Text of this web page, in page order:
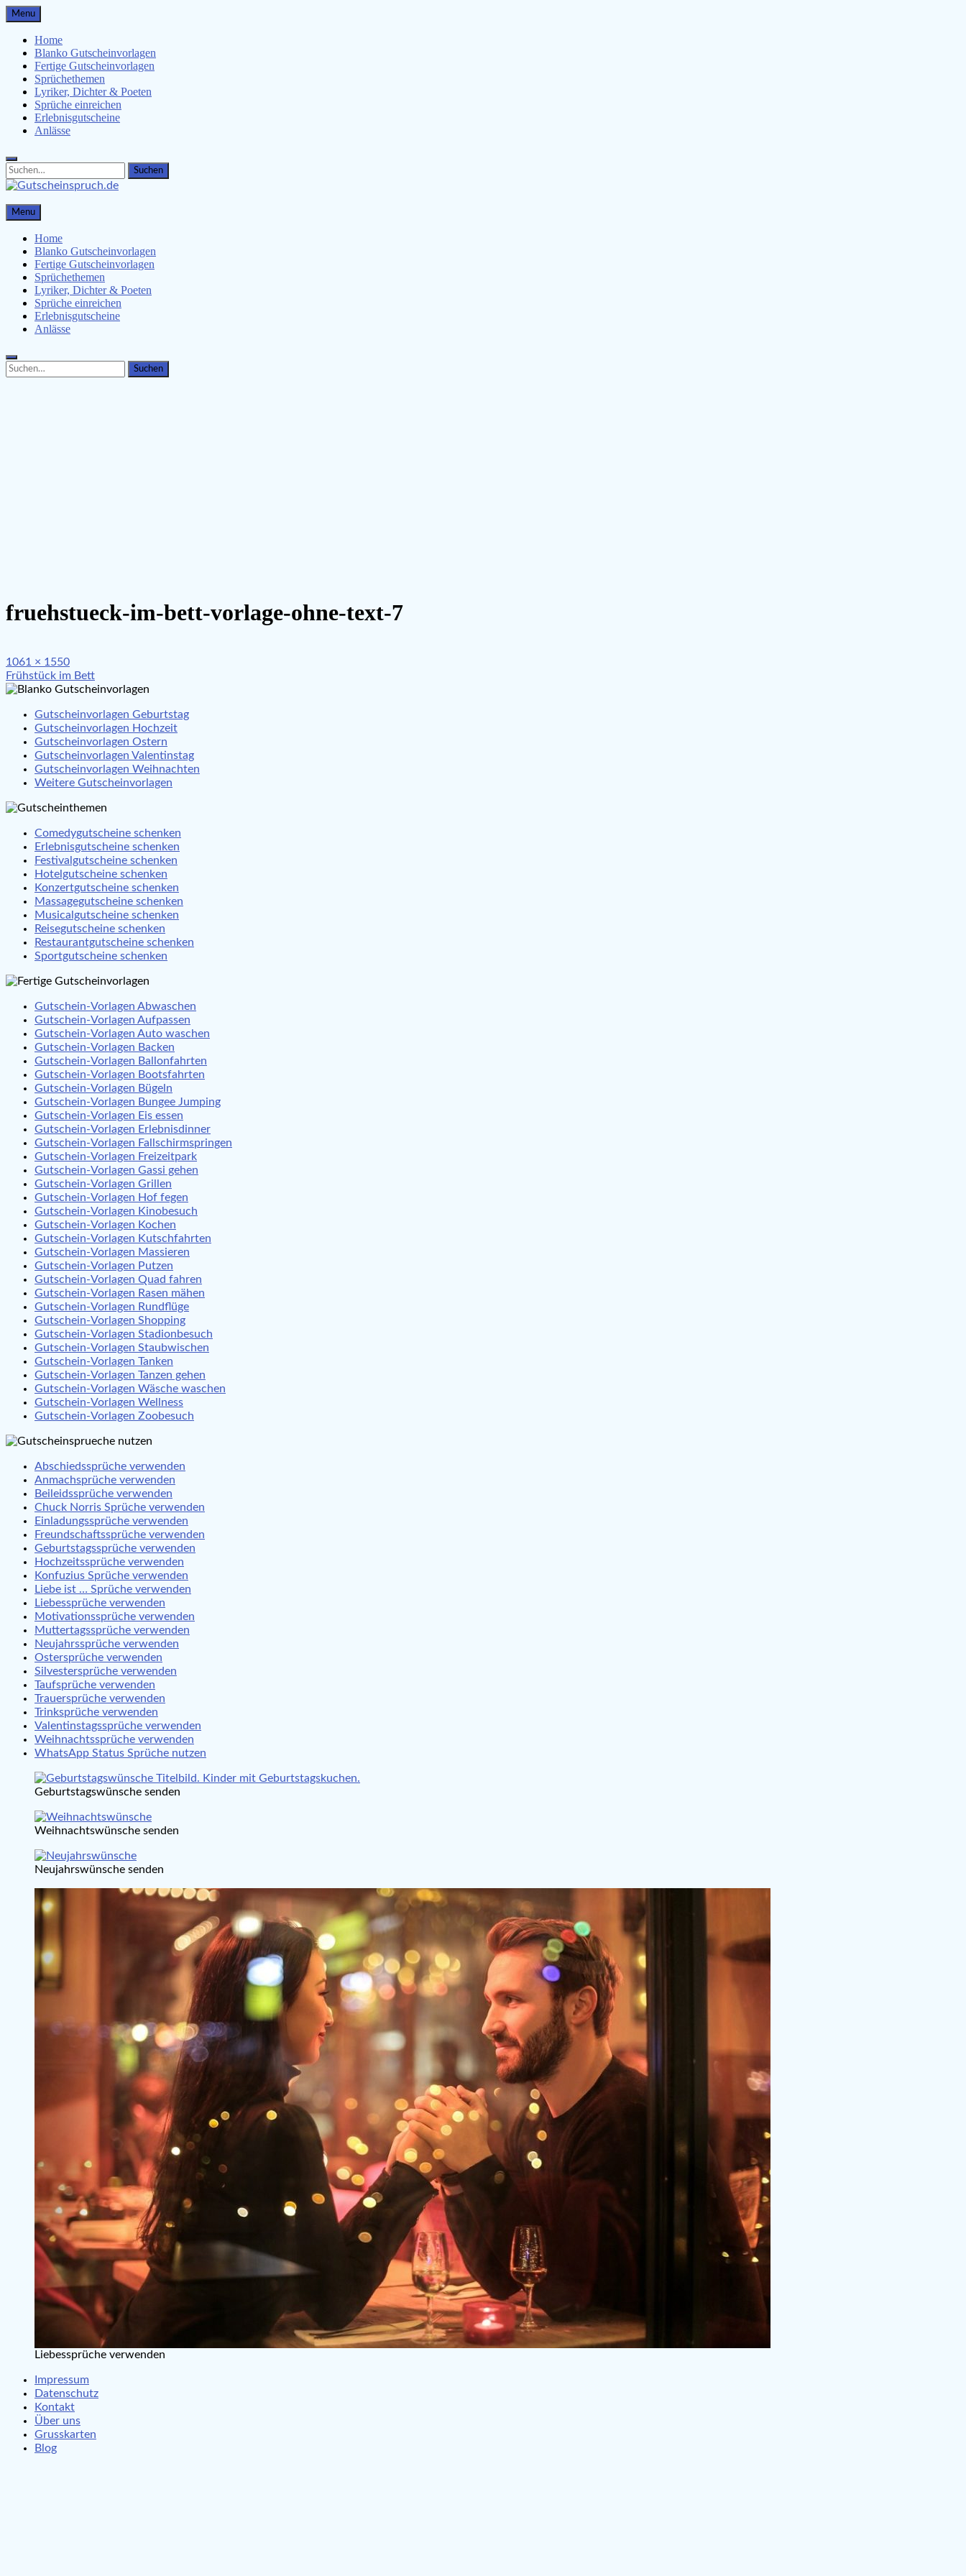
Skip
to
content
Menu
Home
Blanko Gutscheinvorlagen
Fertige Gutscheinvorlagen
Sprüchethemen
Lyriker, Dichter & Poeten
Sprüche einreichen
Erlebnisgutscheine
Anlässe
Search
for:
Search
Gutscheinspruch.de
Gutscheinsprüche & Gutscheinvorlagen finden
Menu
Home
Blanko Gutscheinvorlagen
Fertige Gutscheinvorlagen
Sprüchethemen
Lyriker, Dichter & Poeten
Sprüche einreichen
Erlebnisgutscheine
Anlässe
Search
for:
Search
fruehstueck-im-bett-vorlage-ohne-text-7
Full
size
1061 × 1550
Beitragsnavigation
Frühstück im Bett
Gutscheinvorlagen Geburtstag
Gutscheinvorlagen Hochzeit
Gutscheinvorlagen Ostern
Gutscheinvorlagen Valentinstag
Gutscheinvorlagen Weihnachten
Weitere Gutscheinvorlagen
Comedygutscheine schenken
Erlebnisgutscheine schenken
Festivalgutscheine schenken
Hotelgutscheine schenken
Konzertgutscheine schenken
Massagegutscheine schenken
Musicalgutscheine schenken
Reisegutscheine schenken
Restaurantgutscheine schenken
Sportgutscheine schenken
Gutschein-Vorlagen Abwaschen
Gutschein-Vorlagen Aufpassen
Gutschein-Vorlagen Auto waschen
Gutschein-Vorlagen Backen
Gutschein-Vorlagen Ballonfahrten
Gutschein-Vorlagen Bootsfahrten
Gutschein-Vorlagen Bügeln
Gutschein-Vorlagen Bungee Jumping
Gutschein-Vorlagen Eis essen
Gutschein-Vorlagen Erlebnisdinner
Gutschein-Vorlagen Fallschirmspringen
Gutschein-Vorlagen Freizeitpark
Gutschein-Vorlagen Gassi gehen
Gutschein-Vorlagen Grillen
Gutschein-Vorlagen Hof fegen
Gutschein-Vorlagen Kinobesuch
Gutschein-Vorlagen Kochen
Gutschein-Vorlagen Kutschfahrten
Gutschein-Vorlagen Massieren
Gutschein-Vorlagen Putzen
Gutschein-Vorlagen Quad fahren
Gutschein-Vorlagen Rasen mähen
Gutschein-Vorlagen Rundflüge
Gutschein-Vorlagen Shopping
Gutschein-Vorlagen Stadionbesuch
Gutschein-Vorlagen Staubwischen
Gutschein-Vorlagen Tanken
Gutschein-Vorlagen Tanzen gehen
Gutschein-Vorlagen Wäsche waschen
Gutschein-Vorlagen Wellness
Gutschein-Vorlagen Zoobesuch
Abschiedssprüche verwenden
Anmachsprüche verwenden
Beileidssprüche verwenden
Chuck Norris Sprüche verwenden
Einladungssprüche verwenden
Freundschaftssprüche verwenden
Geburtstagssprüche verwenden
Hochzeitssprüche verwenden
Konfuzius Sprüche verwenden
Liebe ist … Sprüche verwenden
Liebessprüche verwenden
Motivationssprüche verwenden
Muttertagssprüche verwenden
Neujahrssprüche verwenden
Ostersprüche verwenden
Silvestersprüche verwenden
Taufsprüche verwenden
Trauersprüche verwenden
Trinksprüche verwenden
Valentinstagssprüche verwenden
Weihnachtssprüche verwenden
WhatsApp Status Sprüche nutzen
Geburtstagswünsche senden
Weihnachtswünsche senden
Neujahrswünsche senden
Liebessprüche verwenden
Impressum
Datenschutz
Kontakt
Über uns
Grusskarten
Blog